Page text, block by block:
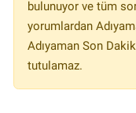
bulunuyor ve tüm
yorumlardan
Adıyaman Son
tutulamaz.